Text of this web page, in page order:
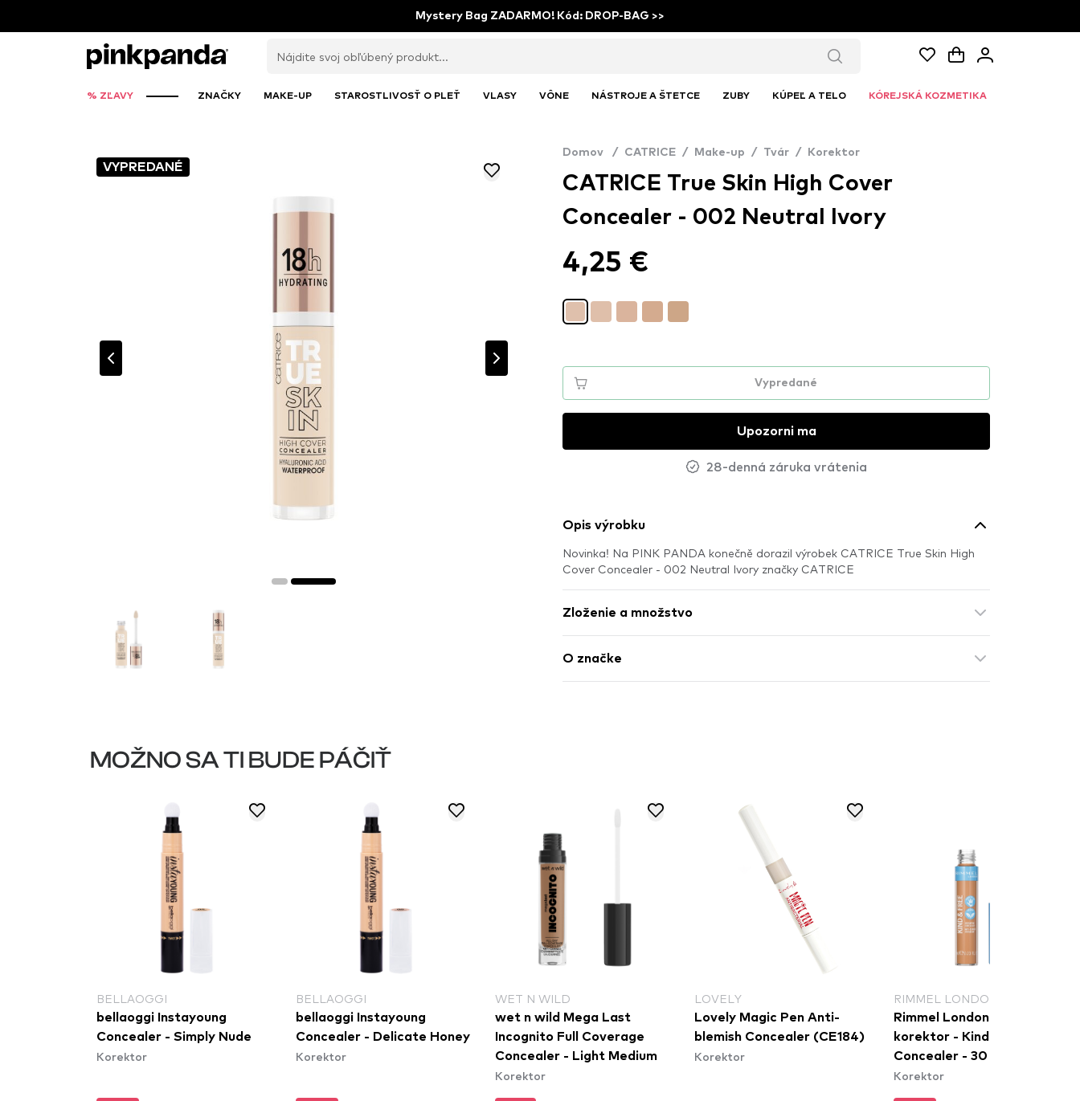
Mystery Bag ZADARMO! Kód: DROP-BAG >>
% ZĽAVY ZNAČKY MAKE-UP STAROSTLIVOSŤ O PLEŤ VLASY VÔNE NÁSTROJE A ŠTETCE ZUBY KÚPEĽ A TELO KÓREJSKÁ KOZMETIKA
VYPREDANÉ
Domov / CATRICE / Make-up / Tvár / Korektor
CATRICE True Skin High Cover
Concealer - 002 Neutral Ivory
4,25 €
Vypredané
Upozorni ma
28-denná záruka vrátenia
Opis výrobku
Novinka! Na PINK PANDA konečně dorazil výrobek CATRICE True Skin High
Cover Concealer - 002 Neutral Ivory značky CATRICE
Zloženie a množstvo
O značke
MOŽNO SA TI BUDE PÁČIŤ
BELLAOGGI
bellaoggi Instayoung
Concealer - Simply Nude
Korektor
BELLAOGGI
bellaoggi Instayoung
Concealer - Delicate Honey
Korektor
WET N WILD
wet n wild Mega Last
Incognito Full Coverage
Concealer - Light Medium
Korektor
LOVELY
Lovely Magic Pen Anti-
blemish Concealer (CE184)
Korektor
RIMMEL LONDON
Rimmel London hydratačný
korektor - Kind & Free
Concealer - 30 Medium
Korektor